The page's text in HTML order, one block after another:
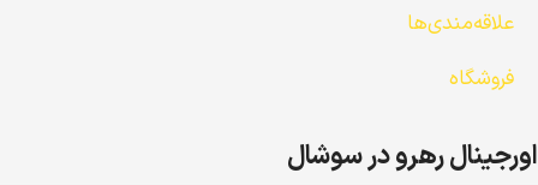
علاقه‌مندی‌ها
فروشگاه
اورجینال رهرو در سوشال